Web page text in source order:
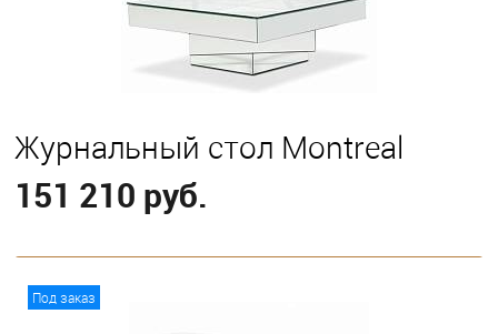
Журнальный стол Montreal
151 210 руб.
Под заказ